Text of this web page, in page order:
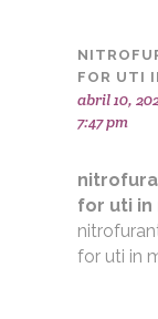
FOR UTI
abril 10,
7:47 pm
for uti in
for uti in